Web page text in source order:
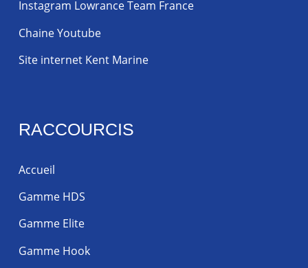
Instagram Lowrance Team France
Chaine Youtube
Site internet Kent Marine
RACCOURCIS
Accueil
Gamme HDS
Gamme Elite
Gamme Hook